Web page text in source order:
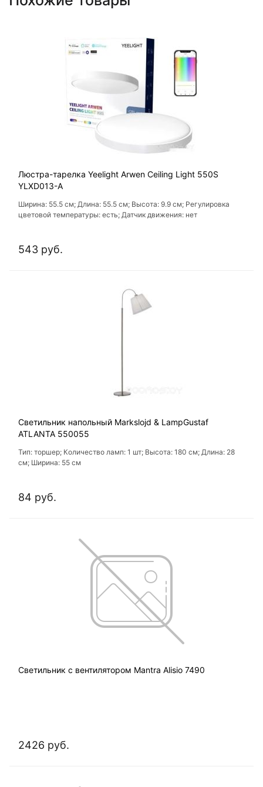
Люстра-тарелка Yeelight Arwen Ceiling Light 550S
YLXD013-A
Ширина: 55.5 см; Длина: 55.5 см; Высота: 9.9 см; Регулировка
цветовой температуры: есть; Датчик движения: нет
543 руб.
Светильник напольный Markslojd & LampGustaf
ATLANTA 550055
Тип: торшер; Количество ламп: 1 шт; Высота: 180 см; Длина: 28
см; Ширина: 55 см
84 руб.
Светильник с вентилятором Mantra Alisio 7490
2426 руб.